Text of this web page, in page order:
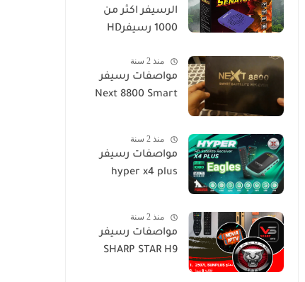
الرسيفر اكثر من
1000 رسيفرHD
منذ 2 سنة
مواصفات رسيفر
Next 8800 Smart
منذ 2 سنة
مواصفات رسيفر
hyper x4 plus
منذ 2 سنة
مواصفات رسيفر
SHARP STAR H9